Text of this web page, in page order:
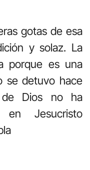
gotas de esa
y solaz. La
porque es una
se detuvo hace
Dios no ha
Jesucristo